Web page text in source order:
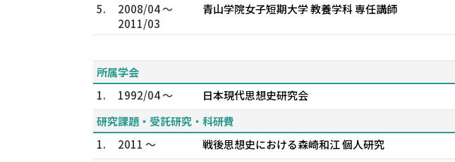
5.
2008/04 ～
2011/03
青山学院女子短期大学 教養学科 専任講師
所属学会
1.
1992/04 ～
日本現代思想史研究会
研究課題・受託研究・科研費
1.
2011 ～
戦後思想史における森崎和江 個人研究